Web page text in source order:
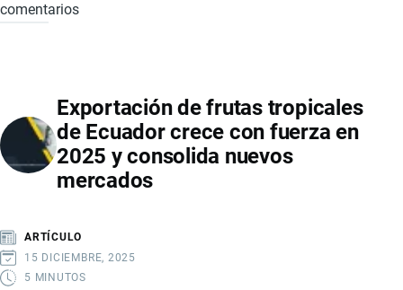
EXPORTACIONES
ECUADOR
CRECEN
CON
FUERZA
Y
SOSTIENEN
comentarios
Exportación de frutas tropicales
de Ecuador crece con fuerza en
2025 y consolida nuevos
mercados
ARTÍCULO
15 DICIEMBRE, 2025
5 MINUTOS